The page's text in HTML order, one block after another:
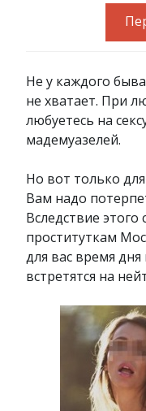
Не у каждого
не хватает. При
любуетесь на
мадемуазелей.
Но вот только
Вам надо
Вследствие
проституткам
для вас время
встретятся на